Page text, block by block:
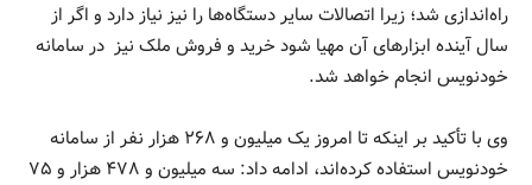
راه‌اندازی شد؛ زیرا اتصالات سایر دستگاه‌ها را نیز نیاز دارد و اگر از
سال آینده ابزار‌های آن مهیا شود خرید و فروش ملک نیز در سامانه
خودنویس انجام خواهد شد.
وی با تأکید بر اینکه تا امروز یک میلیون و ۲۶۸ هزار نفر از سامانه
خودنویس استفاده کرده‌اند، ادامه داد: سه میلیون و ۴۷۸ هزار و ۷۵